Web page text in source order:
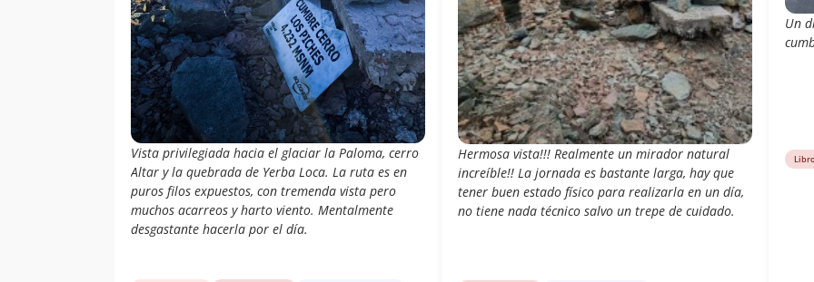
Vista privilegiada hacia el glaciar la Paloma, cerro
Altar y la quebrada de Yerba Loca. La ruta es en
puros filos expuestos, con tremenda vista pero
muchos acarreos y harto viento. Mentalmente
desgastante hacerla por el día.
Hermosa vista!!! Realmente un mirador natural
increíble!! La jornada es bastante larga, hay que
tener buen estado físico para realizarla en un día,
no tiene nada técnico salvo un trepe de cuidado.
Un